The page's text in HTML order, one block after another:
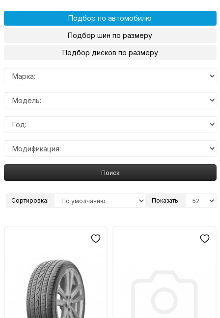
Подбор по автомобилю
Подбор шин по размеру
Подбор дисков по размеру
Поиск
Сортировка: Показать: